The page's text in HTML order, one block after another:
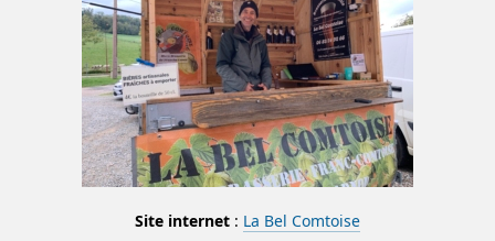
Site internet : La Bel Comtoise